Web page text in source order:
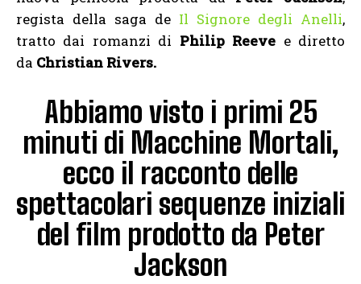
regista della saga de Il Signore degli Anelli,
tratto dai romanzi di Philip Reeve e diretto
da Christian Rivers.
Abbiamo visto i primi 25
minuti di Macchine Mortali,
ecco il racconto delle
spettacolari sequenze iniziali
del film prodotto da Peter
Jackson